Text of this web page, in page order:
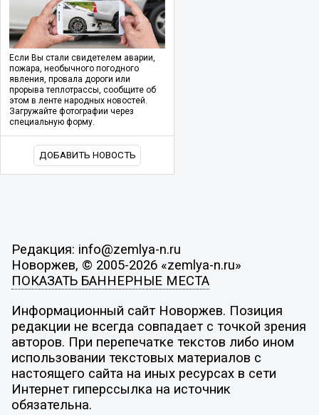
Если Вы стали свидетелем аварии,
пожара, необычного погодного
явления, провала дороги или
прорыва теплотрассы, сообщите об
этом в ленте народных новостей.
Загружайте фотографии через
специальную форму.
ДОБАВИТЬ НОВОСТЬ
Редакция: info@zemlya-n.ru
Новоржев, © 2005-2026 «zemlya-n.ru»
ПОКАЗАТЬ БАННЕРНЫЕ МЕСТА
Информационный сайт Новоржев. Позиция
редакции не всегда совпадает с точкой зрения
авторов. При перепечатке текстов либо ином
использовании текстовых материалов с
настоящего сайта на иных ресурсах в сети
Интернет гиперссылка на источник
обязательна.